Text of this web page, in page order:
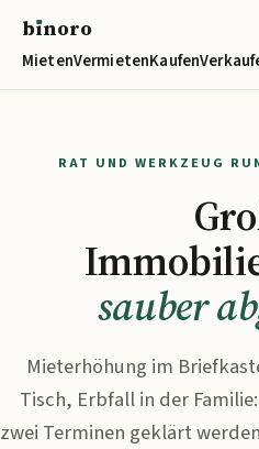
bınoro
MietenVermietenKaufen
RAT UND WERKZEUG
sauber
Mieterhöhung im
Tisch, Erbfall in der
zwei Terminen geklärt